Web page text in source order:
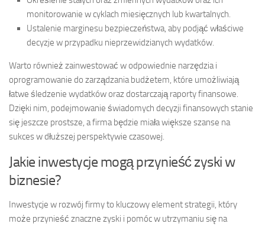
monitorowanie w cyklach miesięcznych lub kwartalnych.
Ustalenie marginesu bezpieczeństwa, aby podjąć właściwe
decyzje w przypadku nieprzewidzianych wydatków.
Warto również zainwestować w odpowiednie narzędzia i
oprogramowanie do zarządzania budżetem, które umożliwiają
łatwe śledzenie wydatków oraz dostarczają raporty finansowe.
Dzięki nim, podejmowanie świadomych decyzji finansowych stanie
się jeszcze prostsze, a firma będzie miała większe szanse na
sukces w dłuższej perspektywie czasowej.
Jakie inwestycje mogą przynieść zyski w
biznesie?
Inwestycje w rozwój firmy to kluczowy element strategii, który
może przynieść znaczne zyski i pomóc w utrzymaniu się na